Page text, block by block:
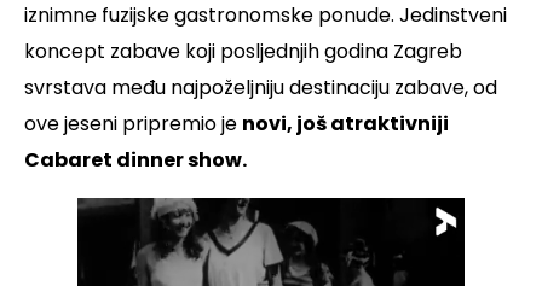
iznimne fuzijske gastronomske ponude. Jedinstveni
koncept zabave koji posljednjih godina Zagreb
svrstava među najpoželjniju destinaciju zabave, od
ove jeseni pripremio je novi, još atraktivniji
Cabaret dinner show.